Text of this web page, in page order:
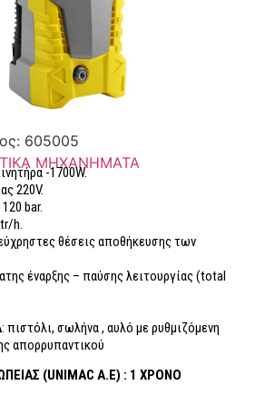
605005
ΜΗΧΑΝΗΜΑΤΑ
-1700W.
220V.
bar.
h.
θέσεις αποθήκευσης των
έναρξης – παύσης λειτουργίας (total
: πιστόλι, σωλήνα , αυλό με ρυθμιζόμενη
απορρυπαντικού
(UNIMAC A.E) : 1 ΧΡΟΝΟ